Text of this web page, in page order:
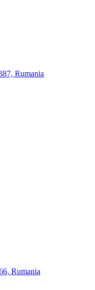
Rumania
Rumania